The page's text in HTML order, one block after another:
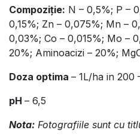
Compoziție: N – 0,5%; P –
0,15%; Zn – 0,075%; Mn –
0,03%; Co – 0,015%; Mo –
20%; Aminoacizi – 20%;
Doza optima – 1L/ha in 200
pH – 6,5
Nota: Fotografiile sunt cu